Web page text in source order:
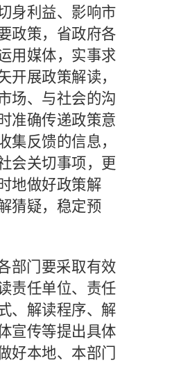
身利益、影响市
政策，省政府各
用媒体，实事求
开展政策解读，
场、与社会的沟
准确传递政策意
集反馈的信息，
会关切事项，更
地做好政策解
猜疑，稳定预
部门要采取有效
责任单位、责任
、解读程序、解
宣传等提出具体
好本地、本部门